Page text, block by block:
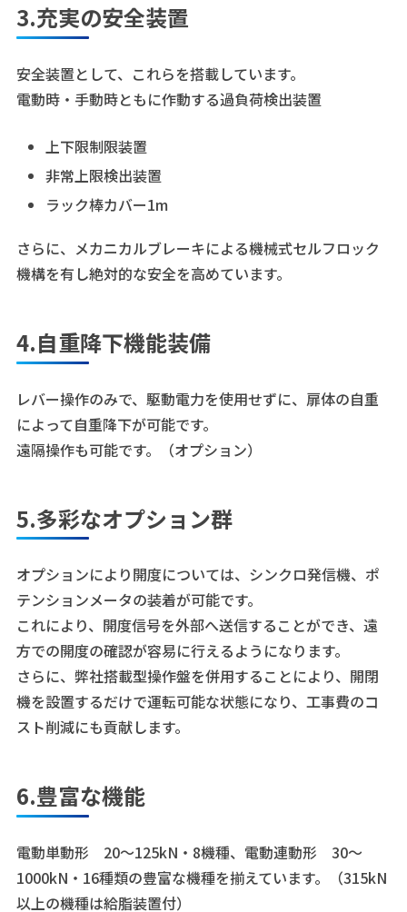
3.充実の安全装置
安全装置として、これらを搭載しています。
電動時・手動時ともに作動する過負荷検出装置
上下限制限装置
非常上限検出装置
ラック棒カバー1m
さらに、メカニカルブレーキによる機械式セルフロック
機構を有し絶対的な安全を高めています。
4.自重降下機能装備
レバー操作のみで、駆動電力を使用せずに、扉体の自重
によって自重降下が可能です。
遠隔操作も可能です。（オプション）
5.多彩なオプション群
オプションにより開度については、シンクロ発信機、ポ
テンションメータの装着が可能です。
これにより、開度信号を外部へ送信することができ、遠
方での開度の確認が容易に行えるようになります。
さらに、弊社搭載型操作盤を併用することにより、開閉
機を設置するだけで運転可能な状態になり、工事費のコ
スト削減にも貢献します。
6.豊富な機能
電動単動形 20～125kN・8機種、電動連動形 30～
1000kN・16種類の豊富な機種を揃えています。（315kN
以上の機種は給脂装置付）